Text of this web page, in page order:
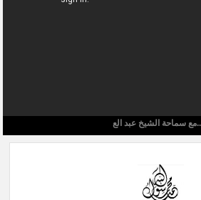
عبد الع...